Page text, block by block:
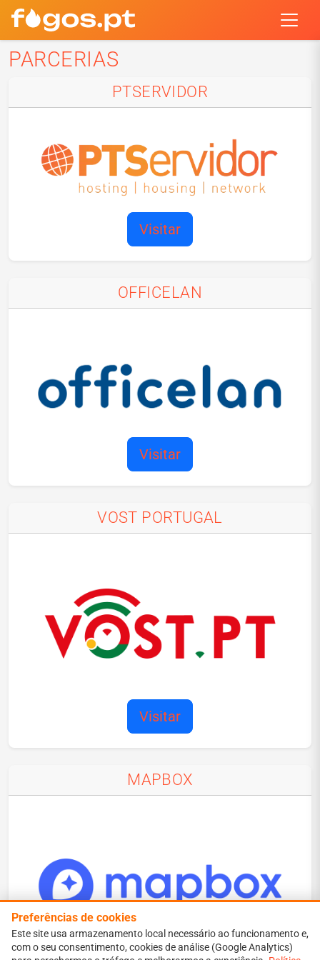
PARCERIAS
PTSERVIDOR
Visitar
OFFICELAN
Visitar
VOST PORTUGAL
Visitar
MAPBOX
Preferências de cookies
Este site usa armazenamento local necessário ao funcionamento e,
com o seu consentimento, cookies de análise (Google Analytics)